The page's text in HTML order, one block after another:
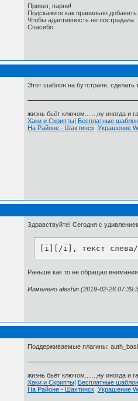
Привет, парни!
Подскажите как правильно
Чтобы адаптивность не пострадала.
Спасибо.
Этот шаблон на бутстрапе,
жизнь бьёт ключом......,ну иногда и
Хаки и Скрипты|
Бесплатные
На Районе - Шахтинск Украшение
Здравствуйте! Сегодня с
[i][/i], текст слева/
Раньше как то не обращал
Изменено aleshin (2019-02-26
Поддерживаемые плагины:
жизнь бьёт ключом......,ну иногда и
Хаки и Скрипты|
Бесплатные
На Районе - Шахтинск Украшение